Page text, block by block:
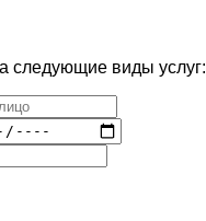
следующие виды услуг: